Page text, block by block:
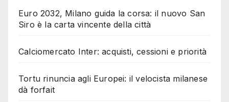
Euro 2032, Milano guida la corsa: il nuovo San
Siro è la carta vincente della città
Calciomercato Inter: acquisti, cessioni e priorità
Tortu rinuncia agli Europei: il velocista milanese
dà forfait